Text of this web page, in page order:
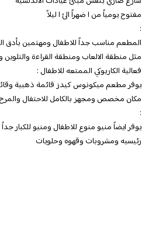
مفتوح يومياً من ١ ضهراً الئ ١ ليلاً
:
المطعم مناسب جداً للاطفال ومهتمين بأدق
مثل منطقة الالعاب ومنطقة القراءة
فعالية الكاريوكي الممتعه للاطفال :
يوفر مطعم ميكونوس كيدز قائمة ذهبية
مكان مخصص ومجهز بالكامل للاحتفال
:
يوفر ايضاً منيو منوع للاطفال ومنيو للكبار
رئيسيه ومشروبات وقهوه وحلويات